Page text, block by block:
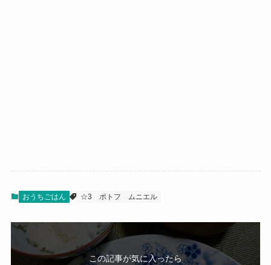
おうちごはん ☆3 ポトフ ムニエル
この記事が気に入ったら